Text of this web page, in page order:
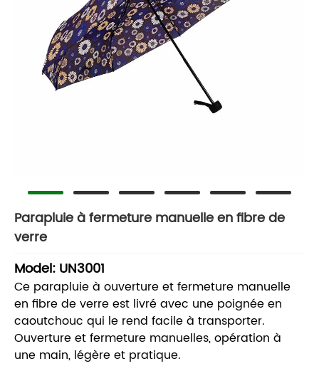
Parapluie à fermeture manuelle en fibre de
verre
Model: UN3001
Ce parapluie à ouverture et fermeture manuelle
en fibre de verre est livré avec une poignée en
caoutchouc qui le rend facile à transporter.
Ouverture et fermeture manuelles, opération à
une main, légère et pratique.